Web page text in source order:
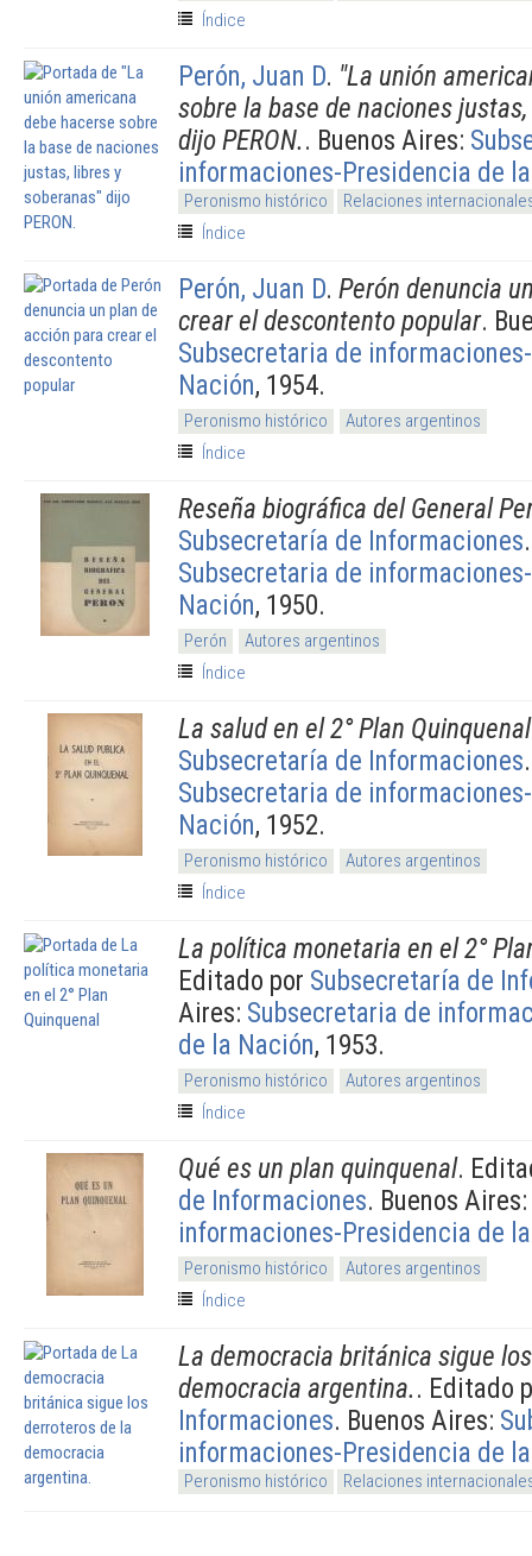
Índice
Perón, Juan D. "La unión
sobre la base de naciones
dijo PERON.. Buenos Aires:
informaciones-Presidencia de
Peronismo histórico
Relaciones
Índice
Perón, Juan D. Perón denuncia
crear el descontento popular.
Subsecretaria de
Nación, 1954.
Peronismo histórico
Autores argentinos
Índice
Reseña biográfica del General
Subsecretaría de Informaciones
Subsecretaria de
Nación, 1950.
Perón
Autores argentinos
Índice
La salud en el 2° Plan Quinquenal
Subsecretaría de Informaciones
Subsecretaria de
Nación, 1952.
Peronismo histórico
Autores argentinos
Índice
La política monetaria en el 2°
Editado por Subsecretaría de
Aires: Subsecretaria de
de la Nación, 1953.
Peronismo histórico
Autores argentinos
Índice
Qué es un plan quinquenal.
de Informaciones. Buenos Aires:
informaciones-Presidencia de
Peronismo histórico
Autores argentinos
Índice
La democracia británica sigue
democracia argentina.. Editado
Informaciones. Buenos Aires:
informaciones-Presidencia de
Peronismo histórico Relaciones